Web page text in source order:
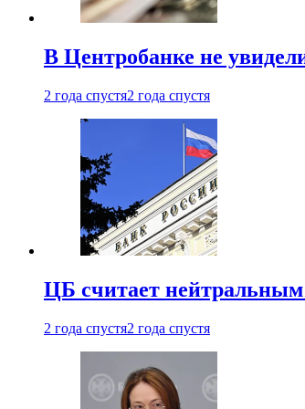
В Центробанке не
2 года спустя2 года спустя
ЦБ считает
2 года спустя2 года спустя